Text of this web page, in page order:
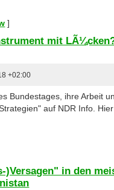
]
mit
+02:00
Bundestages, ihre Arbeit
auf NDR Info.
in den